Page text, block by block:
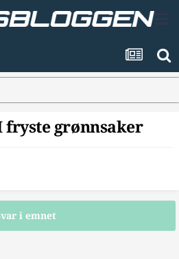
grønnsaker
i emnet